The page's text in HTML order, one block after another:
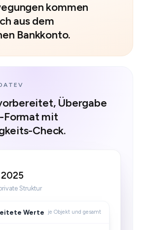
kommen
aus dem
Bankkonto.
Übergabe
Format mit
Check.
Struktur
Werte je Objekt und gesamt